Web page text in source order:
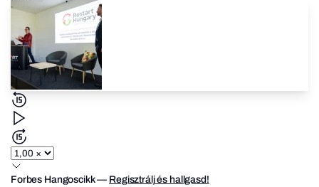
Forbes Hangoscikk— Regisztrálj és hallgasd!